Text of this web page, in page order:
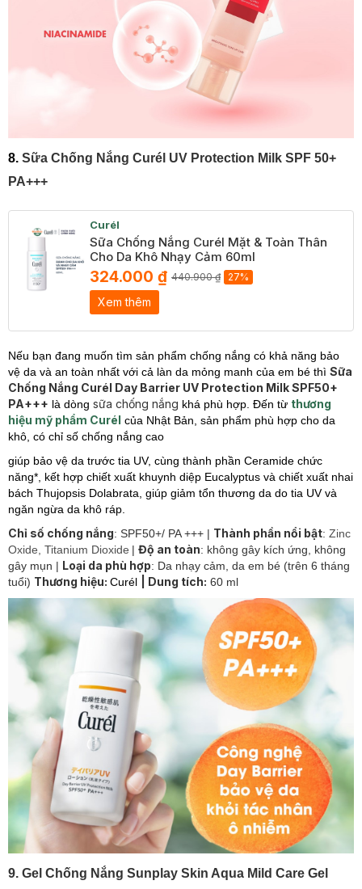
8. Sữa Chống Nắng Curél UV Protection Milk SPF 50+
PA+++
Curél
Sữa Chống Nắng Curél Mặt & Toàn Thân
Cho Da Khô Nhạy Cảm 60ml
324.000 ₫ 440.900 ₫ 27%
Xem thêm
Nếu bạn đang muốn tìm sản phẩm chống nắng có khả năng bảo
vệ da và an toàn nhất với cả làn da mỏng manh của em bé thì Sữa
Chống Nắng Curél Day Barrier UV Protection Milk SPF50+
PA+++ là dòng sữa chống nắng khá phù hợp. Đến từ thương
hiệu mỹ phẩm Curél của Nhật Bản, sản phẩm phù hợp cho da
khô, có chỉ số chống nắng cao
giúp bảo vệ da trước tia UV, cùng thành phần Ceramide chức
năng*, kết hợp chiết xuất khuynh diệp Eucalyptus và chiết xuất nhai
bách Thujopsis Dolabrata, giúp giảm tổn thương da do tia UV và
ngăn ngừa da khô ráp.
Chỉ số chống nắng: SPF50+/ PA +++ | Thành phần nổi bật: Zinc
Oxide, Titanium Dioxide | Độ an toàn: không gây kích ứng, không
gây mụn | Loại da phù hợp: Da nhạy cảm, da em bé (trên 6 tháng
tuổi) Thương hiệu: Curél | Dung tích: 60 ml
9. Gel Chống Nắng Sunplay Skin Aqua Mild Care Gel